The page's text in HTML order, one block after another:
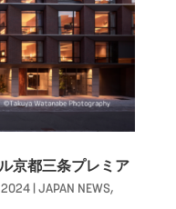
京都三条プレミア
2024|JAPAN NEWS,